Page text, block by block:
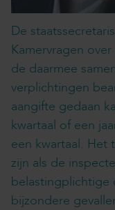
De
Kamervragen
de daarmee
verplichtingen
aangifte gedaan
kwartaal of een
een kwartaal. Het
zijn als de
belastingplichtige
bijzondere